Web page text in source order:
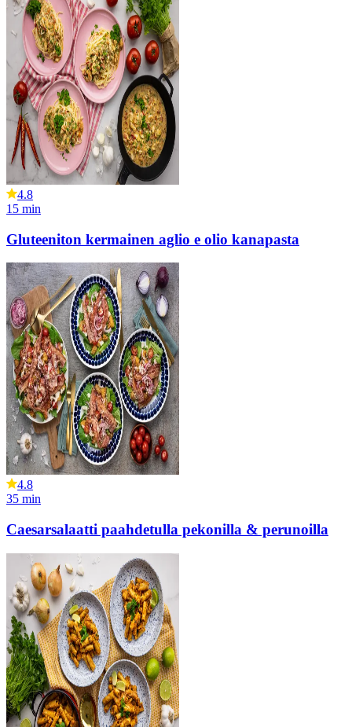
4.8
15 min
Gluteeniton kermainen aglio e olio kanapasta
4.8
35 min
Caesarsalaatti paahdetulla pekonilla & perunoilla